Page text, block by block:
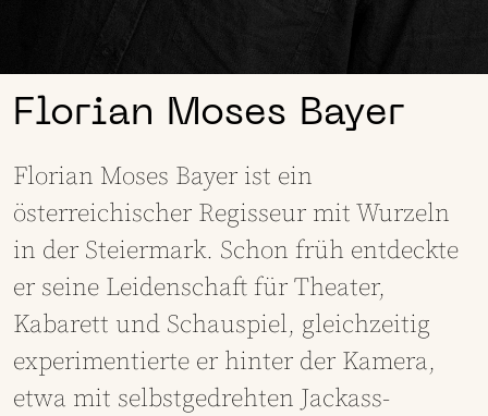
Florian Moses Bayer
Florian Moses Bayer ist ein
österreichischer Regisseur mit Wurzeln
in der Steiermark. Schon früh entdeckte
er seine Leidenschaft für Theater,
Kabarett und Schauspiel, gleichzeitig
experimentierte er hinter der Kamera,
etwa mit selbstgedrehten Jackass-